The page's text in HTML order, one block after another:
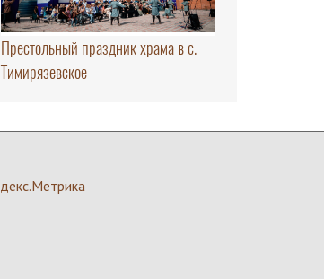
Престольный праздник храма в с.
Тимирязевское